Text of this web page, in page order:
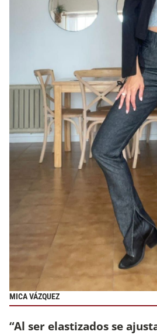
MICA VÁZQUEZ
“Al ser elastizados se